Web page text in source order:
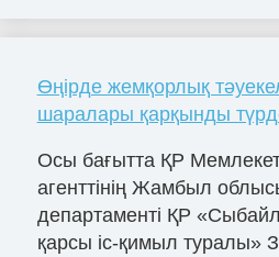
Өңірде жемқорлық
шаралары қарқынды
Осы бағытта ҚР
агенттінің Жамбыл
департаменті ҚР
қарсы іс-қимыл туралы»